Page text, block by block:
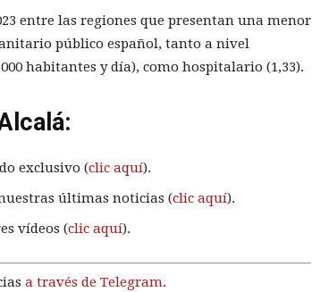
entre las regiones que presentan una menor
público español, tanto a nivel
habitantes y día), como hospitalario (1,33).
exclusivo (clic aquí).
últimas noticias (clic aquí).
vídeos (clic aquí).
a través de Telegram.